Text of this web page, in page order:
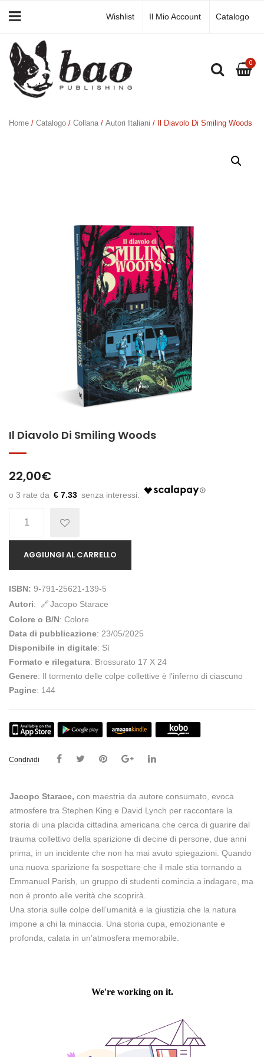
Wishlist Il Mio Account Catalogo
0
Home / Catalogo / Collana / Autori Italiani / Il Diavolo Di Smiling Woods
Il Diavolo Di Smiling Woods
22,00€
€ 7.33
AGGIUNGI AL CARRELLO
ISBN: 9-791-25621-139-5
Autori:
Jacopo Starace
Colore o B/N: Colore
Data di pubblicazione: 23/05/2025
Disponibile in digitale: Sì
Formato e rilegatura: Brossurato 17 X 24
Genere: Il tormento delle colpe collettive è l'inferno di ciascuno
Pagine: 144
Condividi
Jacopo Starace, con maestria da autore consumato, evoca
atmosfere tra Stephen King e David Lynch per raccontare la
storia di una placida cittadina americana che cerca di guarire dal
trauma collettivo della sparizione di decine di persone, due anni
prima, in un incidente che non ha mai avuto spiegazioni. Quando
una nuova sparizione fa sospettare che il male stia tornando a
Emmanuel Parish, un gruppo di studenti comincia a indagare, ma
non è pronto alle verità che scoprirà.
Una storia sulle colpe dell’umanità e la giustizia che la natura
impone a chi la minaccia. Una storia cupa, emozionante e
profonda, calata in un’atmosfera memorabile.